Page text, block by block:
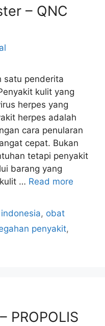
– QNC
satu penderita
kulit yang
herpes yang
herpes adalah
cara penularan
cepat. Bukan
tetapi penyakit
barang yang
… Read more
, obat
penyakit,
PROPOLIS